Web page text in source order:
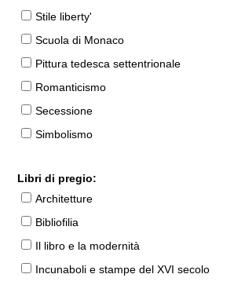
Stile liberty'
Scuola di Monaco
Pittura tedesca settentrionale
Romanticismo
Secessione
Simbolismo
Libri di pregio:
Architetture
Bibliofilia
Il libro e la modernità
Incunaboli e stampe del XVI secolo